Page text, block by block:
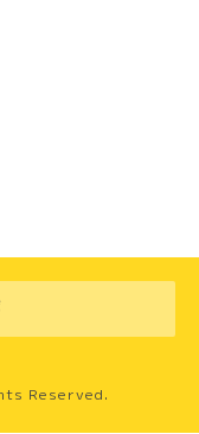
Reserved.